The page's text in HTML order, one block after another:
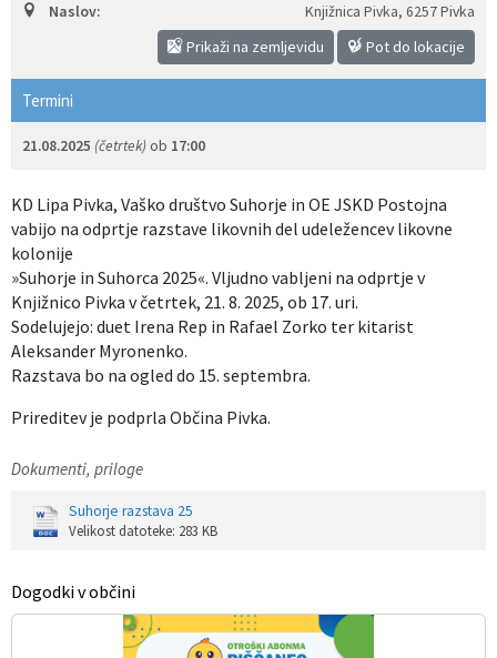
Naslov:
Knjižnica Pivka, 6257 Pivka
Prikaži na zemljevidu Pot do lokacije
Termini
21.08.2025 (četrtek) ob 17:00
KD Lipa Pivka, Vaško društvo Suhorje in OE JSKD Postojna
vabijo na odprtje razstave likovnih del udeležencev likovne
kolonije
»Suhorje in Suhorca 2025«. Vljudno vabljeni na odprtje v
Knjižnico Pivka v četrtek, 21. 8. 2025, ob 17. uri.
Sodelujejo: duet Irena Rep in Rafael Zorko ter kitarist
Aleksander Myronenko.
Razstava bo na ogled do 15. septembra.
Prireditev je podprla Občina Pivka.
Dokumenti, priloge
Suhorje razstava 25
Velikost datoteke: 283 KB
Dogodki v občini